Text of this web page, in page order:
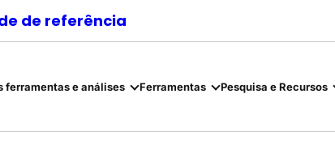
de referência
ferramentas e análises Ferramentas Pesquisa e Recursos